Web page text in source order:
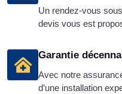
Un rendez-vous
devis vous est
Garantie
Avec notre
d’une installation